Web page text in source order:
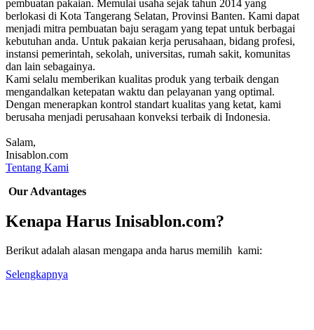
pembuatan pakaian. Memulai usaha sejak tahun 2014 yang
berlokasi di Kota Tangerang Selatan, Provinsi Banten. Kami dapat
menjadi mitra pembuatan baju seragam yang tepat untuk berbagai
kebutuhan anda. Untuk pakaian kerja perusahaan, bidang profesi,
instansi pemerintah, sekolah, universitas, rumah sakit, komunitas
dan lain sebagainya.
Kami selalu memberikan kualitas produk yang terbaik dengan
mengandalkan ketepatan waktu dan pelayanan yang optimal.
Dengan menerapkan kontrol standart kualitas yang ketat, kami
berusaha menjadi perusahaan konveksi terbaik di Indonesia.
Salam,
Inisablon.com
Tentang Kami
Our Advantages
Kenapa Harus Inisablon.com?
Berikut adalah alasan mengapa anda harus memilih kami:
Selengkapnya